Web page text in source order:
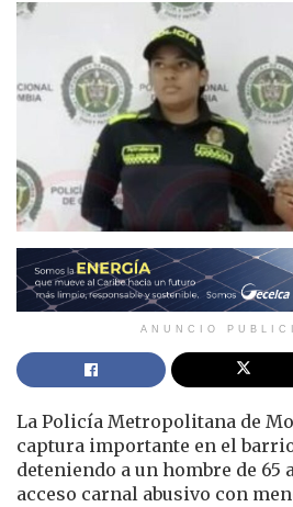
ANUNCIO
La Policía Metropolitana de
captura importante en el
deteniendo a un hombre de 65
acceso carnal abusivo con